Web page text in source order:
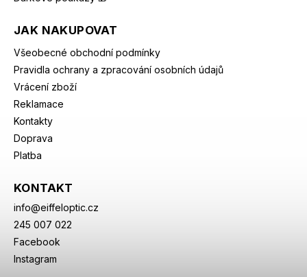
JAK NAKUPOVAT
Všeobecné obchodní podmínky
Pravidla ochrany a zpracování osobních údajů
Vrácení zboží
Reklamace
Kontakty
Doprava
Platba
KONTAKT
info@eiffeloptic.cz
245 007 022
Facebook
Instagram